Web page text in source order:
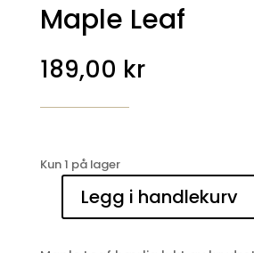
Maple Leaf
189,00 kr
Kun 1 på lager
antall
Legg i handlekurv